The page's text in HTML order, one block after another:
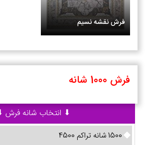
⬇ انتخاب شانه فرش
1500 شانه تراکم 4500
فرش نقشه نسیم
فرش 1000 شانه